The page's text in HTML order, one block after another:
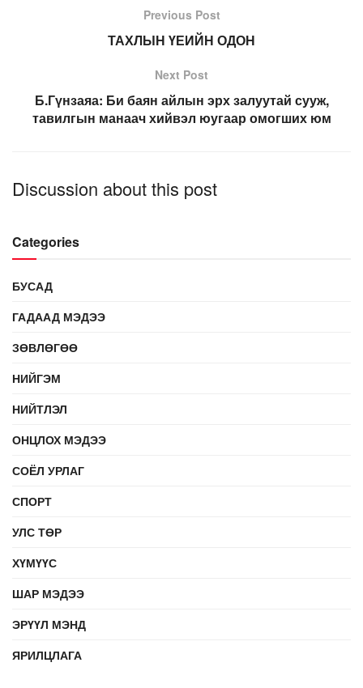
Previous Post
ТАХЛЫН ҮЕИЙН ОДОН
Next Post
Б.Гүнзаяа: Би баян айлын эрх залуутай сууж,
тавилгын манаач хийвэл юугаар омогших юм
Discussion about this post
Categories
БУСАД
ГАДААД МЭДЭЭ
ЗӨВЛӨГӨӨ
НИЙГЭМ
НИЙТЛЭЛ
ОНЦЛОХ МЭДЭЭ
СОЁЛ УРЛАГ
СПОРТ
УЛС ТӨР
ХҮМҮҮС
ШАР МЭДЭЭ
ЭРҮҮЛ МЭНД
ЯРИЛЦЛАГА